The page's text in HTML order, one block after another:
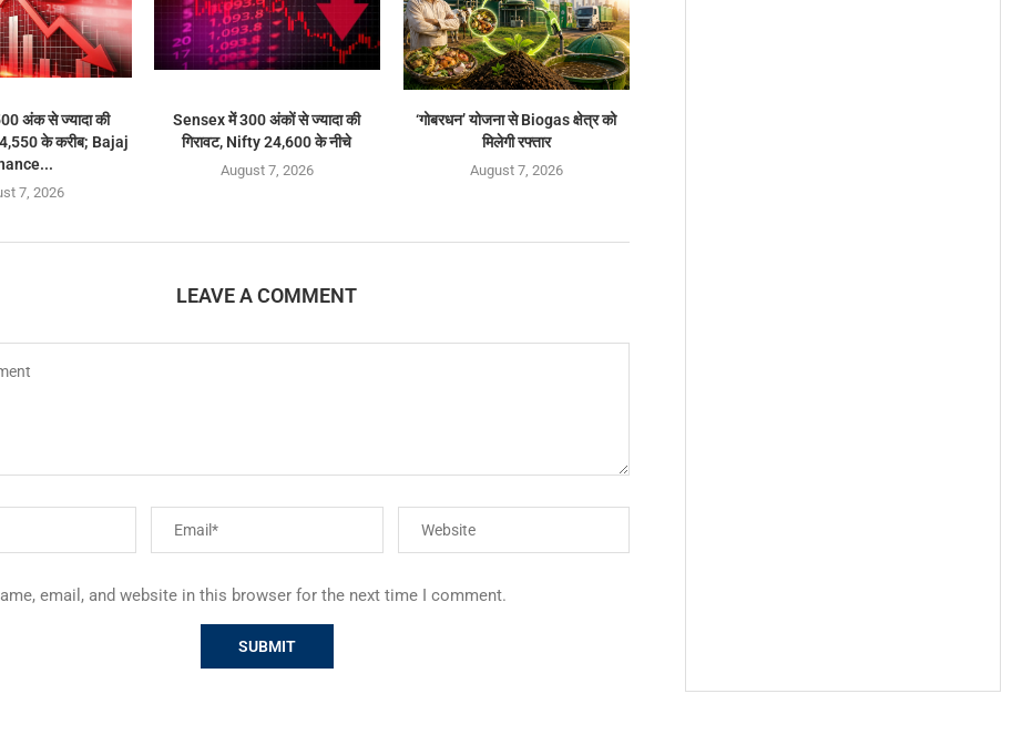
अंक से ज्यादा की
के करीब; Bajaj
7, 2026
Sensex में 300 अंकों से ज्यादा की
गिरावट, Nifty 24,600 के नीचे
August 7, 2026
‘गोबरधन’ योजना से Biogas क्षेत्र को
मिलेगी रफ्तार
August 7, 2026
LEAVE A COMMENT
email, and website in this browser for the next time I comment.